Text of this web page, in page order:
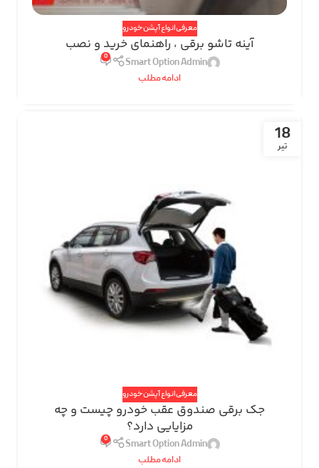
معرفی انواع آپشن خودرو
آینه تاشو برقی ، راهنمای خرید و نصب
Smart Option Admin
0
ادامه مطلب
18
تیر
معرفی انواع آپشن خودرو
جک برقی صندوق عقب خودرو چیست و چه
مزایایی دارد؟
Smart Option Admin
0
ادامه مطلب